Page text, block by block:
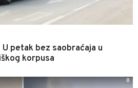
petak bez saobraćaja u
korpusa
0